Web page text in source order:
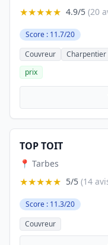
★★★★★ 4.9/5 (20
Score : 11.7/20
Couvreur
Charpentier
prix
TOP TOIT
📍 Tarbes
★★★★★ 5/5 (14
Score : 11.3/20
Couvreur